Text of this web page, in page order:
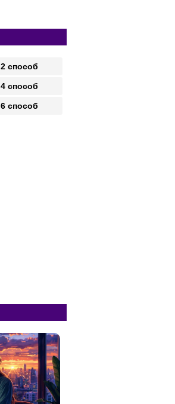
2 способ
4 способ
6 способ